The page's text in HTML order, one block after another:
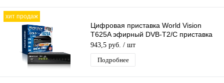
хит продаж
Цифровая приставка World Vision
T625A эфирный DVB-T2/C приставка
бесплатное тв TV-тюнер медиаплеер
943,5 руб. / шт
Подробнее